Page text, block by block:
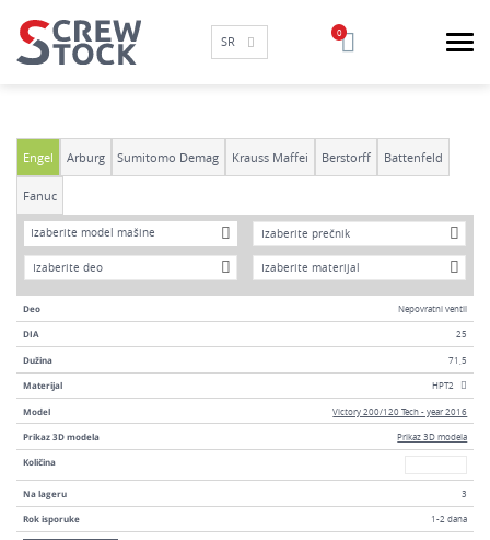
SR
Engel Arburg Sumitomo Demag Krauss Maffei Berstorff Battenfeld
Fanuc
Model
Izaberite model mašine
DIA
Godina
Materijal
Deo Nepovratni ventil
DIA 25
Dužina 71,5
Materijal HPT2
Model Victory 200/120 Tech - year 2016
Prikaz 3D modela Prikaz 3D modela
Količina
Na lageru 3
Rok isporuke 1-2 dana